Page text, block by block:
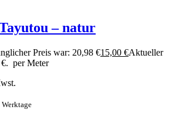
– natur
Preis war: 20,98 €15,00 €Aktueller
per Meter